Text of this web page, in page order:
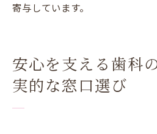
寄与しています。
安心を支える歯科
実的な窓口選び